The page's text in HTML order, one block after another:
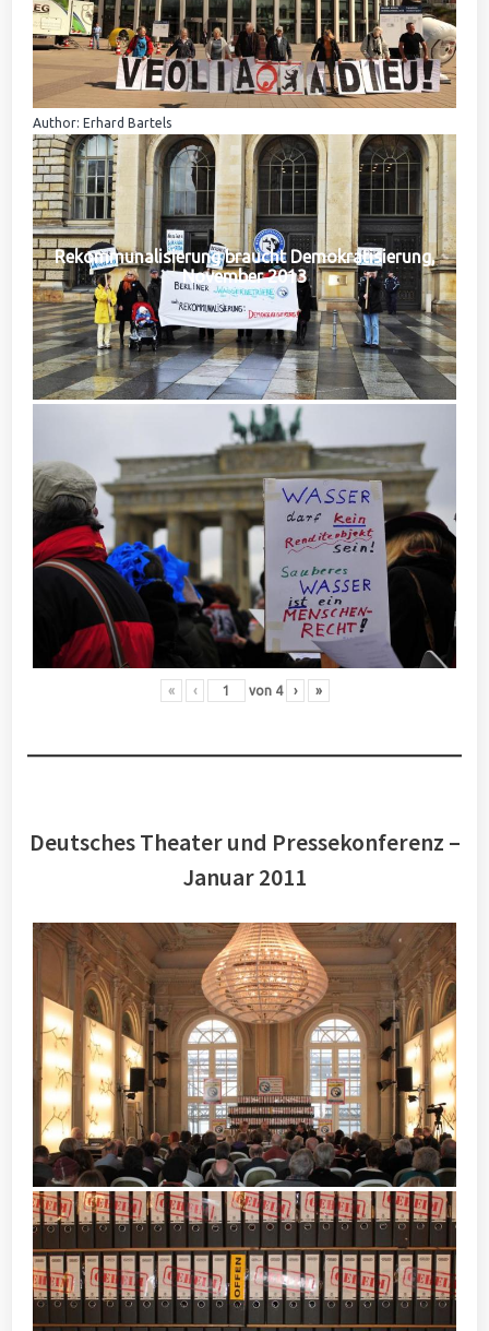
Author: Erhard Bartels
Rekommunalisierung braucht Demokratisierung,
November 2013
« ‹ von 4 › »
Deutsches Theater und Pressekonferenz –
Januar 2011